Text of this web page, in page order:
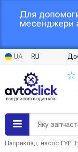
Для
месенджери
UA RU
Яку
Наприклад: насос ГУР